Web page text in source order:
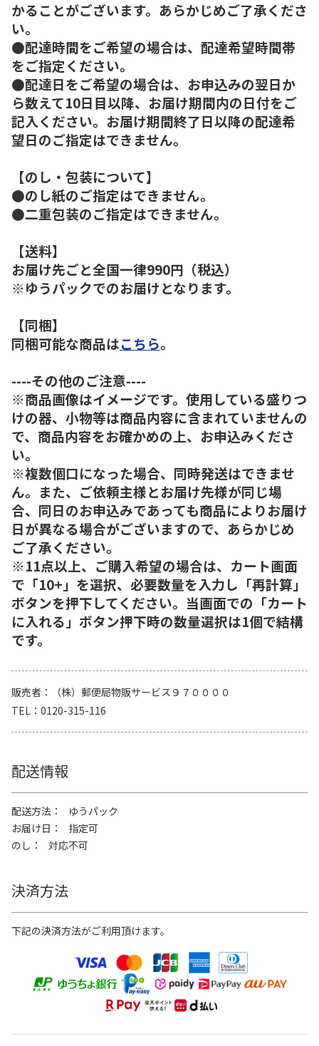
かることがございます。あらかじめご了承くださ
い。
●配達時間をご希望の場合は、配達希望時間帯
をご指定ください。
●配達日をご希望の場合は、お申込みの翌日か
ら数えて10日目以降、お届け期間内の日付をご
記入ください。お届け期間終了日以降の配達希
望日のご指定はできません。
【のし・包装について】
●のし紙のご指定はできません。
●二重包装のご指定はできません。
【送料】
お届け先ごと全国一律990円（税込）
※ゆうパックでのお届けとなります。
【同梱】
同梱可能な商品はこちら。
----その他のご注意----
※商品画像はイメージです。使用している盛りつ
けの器、小物等は商品内容に含まれていませんの
で、商品内容をお確かめの上、お申込みくださ
い。
※複数個口になった場合、同時発送はできませ
ん。また、ご依頼主様とお届け先様が同じ場
合、同日のお申込みであっても商品によりお届け
日が異なる場合がございますので、あらかじめ
ご了承ください。
※11点以上、ご購入希望の場合は、カート画面
で「10+」を選択、必要数量を入力し「再計算」
ボタンを押下してください。当画面での「カート
に入れる」ボタン押下時の数量選択は1個で結構
です。
販売者
（株）郵便局物販サービス９７００００
TEL
0120-315-116
配送情報
配送方法
ゆうパック
お届け日
指定可
のし
対応不可
決済方法
下記の決済方法がご利用頂けます。